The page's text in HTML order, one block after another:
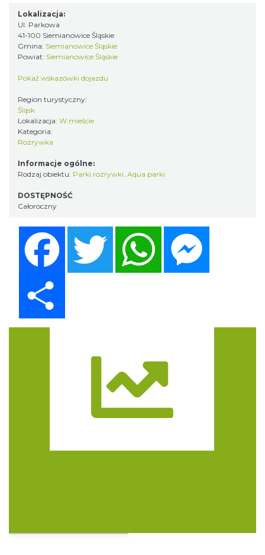
Lokalizacja:
Ul. Parkowa
41-100 Siemianowice Śląskie
Gmina: Siemianowice Śląskie
Powiat: Siemianowice Śląskie
Pokaż wskazówki dojazdu
Region turystyczny:
Śląsk
Lokalizacja: W mieście
Kategoria:
Rozrywka
Informacje ogólne:
Rodzaj obiektu: Parki rozrywki, Aqua parki
DOSTĘPNOŚĆ
Całoroczny
Twitter WhatsApp